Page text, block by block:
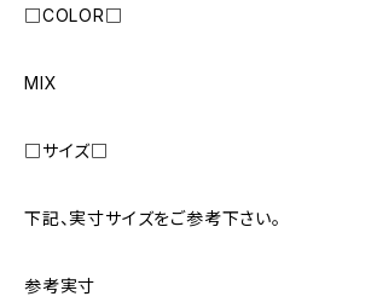
□COLOR□
MIX
□サイズ□
下記、実寸サイズをご参考下さい。
参考実寸